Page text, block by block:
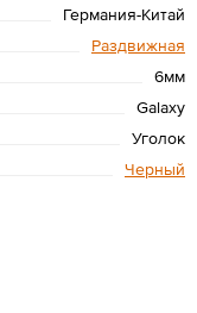
Германия-Китай
Раздвижная
6мм
Galaxy
Уголок
Черный